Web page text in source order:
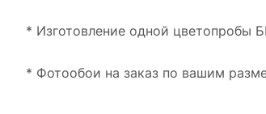
* Изготовление одной цветопробы
* Фотообои на заказ по вашим